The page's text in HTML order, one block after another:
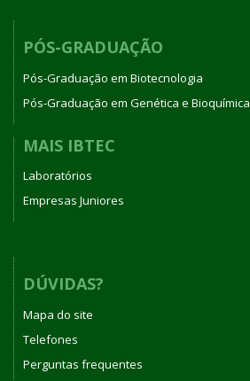
PÓS-GRADUAÇÃO
Pós-Graduação em Biotecnologia
Pós-Graduação em Genética e Bioquímica
MAIS IBTEC
Laboratórios
Empresas Juniores
DÚVIDAS?
Mapa do site
Telefones
Perguntas frequentes